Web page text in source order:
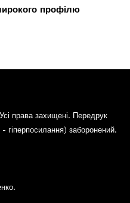
профілю
права захищені. Передрук
гіперпосилання) заборонений.